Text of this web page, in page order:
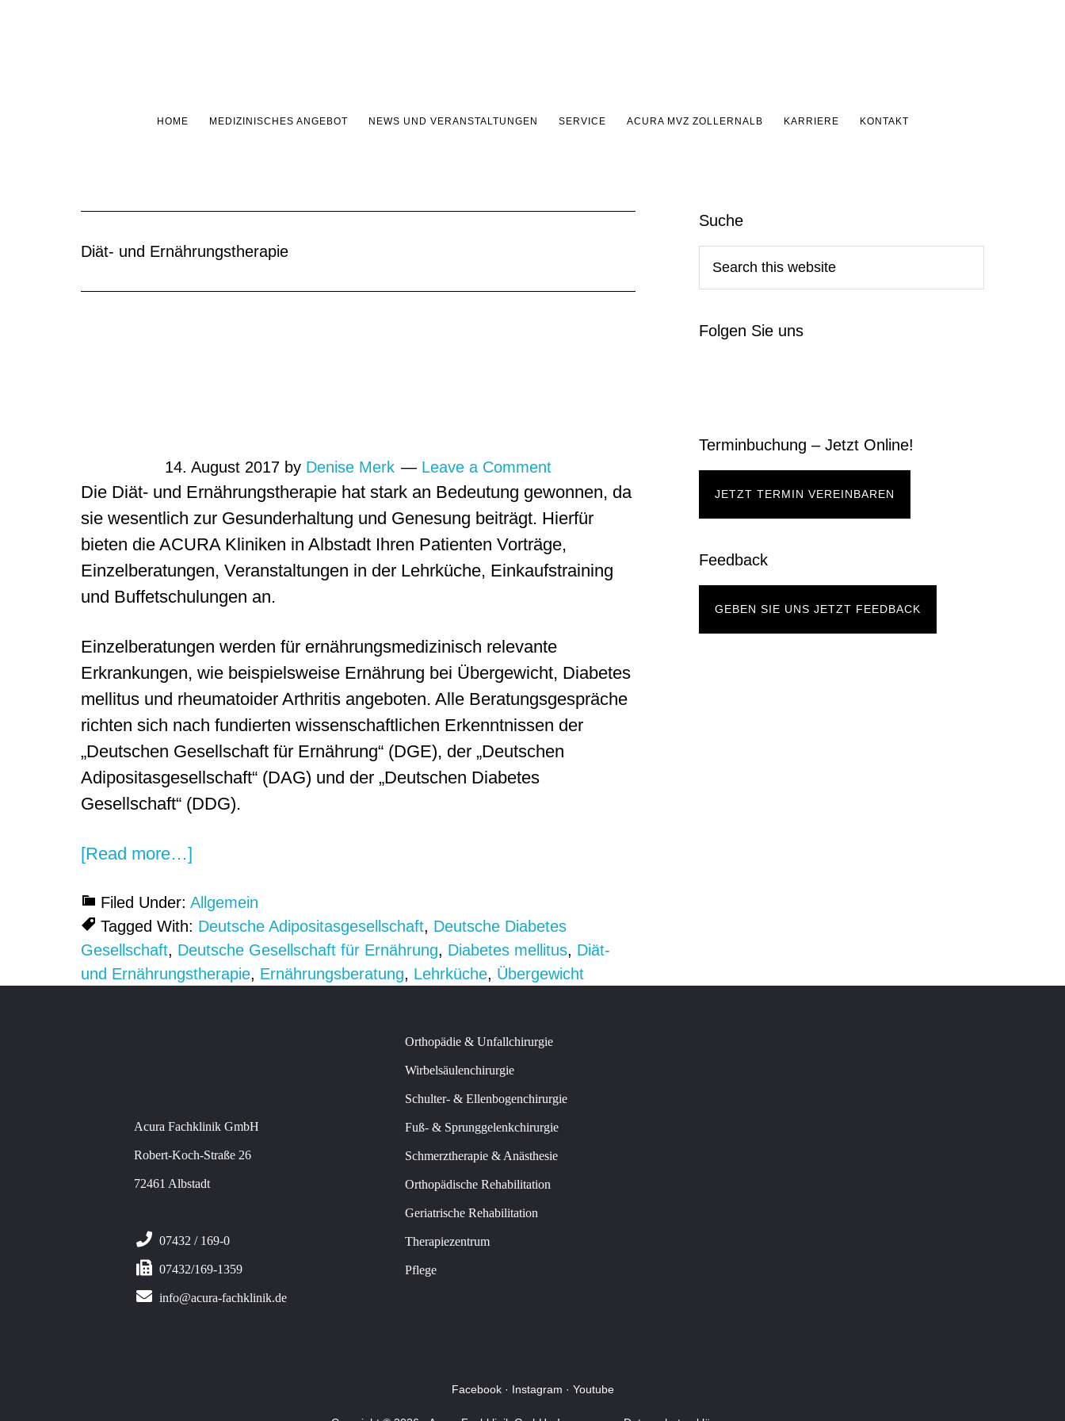
HOME MEDIZINISCHES ANGEBOT NEWS UND VERANSTALTUNGEN SERVICE ACURA MVZ ZOLLERNALB KARRIERE KONTAKT
Diät- und Ernährungstherapie
14. August 2017 by Denise Merk Leave a Comment
Die Diät- und Ernährungstherapie hat stark an Bedeutung gewonnen, da
sie wesentlich zur Gesunderhaltung und Genesung beiträgt. Hierfür
bieten die ACURA Kliniken in Albstadt Ihren Patienten Vorträge,
Einzelberatungen, Veranstaltungen in der Lehrküche, Einkaufstraining
und Buffetschulungen an.
Einzelberatungen werden für ernährungsmedizinisch relevante
Erkrankungen, wie beispielsweise Ernährung bei Übergewicht, Diabetes
mellitus und rheumatoider Arthritis angeboten. Alle Beratungsgespräche
richten sich nach fundierten wissenschaftlichen Erkenntnissen der
„Deutschen Gesellschaft für Ernährung“ (DGE), der „Deutschen
Adipositasgesellschaft“ (DAG) und der „Deutschen Diabetes
Gesellschaft“ (DDG).
[Read more…]
Diät-
und
Ernährungstherapie
in
Filed Under: Allgemein
Tagged With: Deutsche Adipositasgesellschaft, Deutsche Diabetes
Gesellschaft, Deutsche Gesellschaft für Ernährung, Diabetes mellitus, Diät-
und Ernährungstherapie, Ernährungsberatung, Lehrküche, Übergewicht
Primary
Sidebar
Suche
Search
this
Folgen Sie uns
Terminbuchung – Jetzt Online!
JETZT TERMIN VEREINBAREN
Feedback
GEBEN SIE UNS JETZT FEEDBACK
Acura Fachklinik GmbH
Robert-Koch-Straße 26
72461 Albstadt
07432 / 169-0
07432/169-1359
info@acura-fachklinik.de
Orthopädie & Unfallchirurgie
Wirbelsäulenchirurgie
Schulter- & Ellenbogenchirurgie
Fuß- & Sprunggelenkchirurgie
Schmerztherapie & Anästhesie
Orthopädische Rehabilitation
Geriatrische Rehabilitation
Therapiezentrum
Pflege
Facebook· Instagram · Youtube